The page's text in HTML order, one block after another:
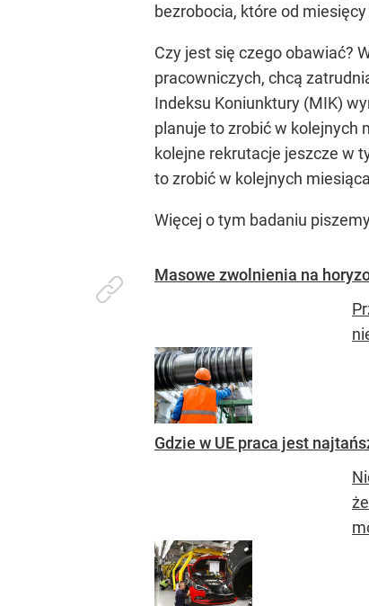
bezrobocia, które od
Czy jest się czego obawiać?
pracowniczych, chcą
Indeksu Koniunktury (MIK)
planuje to zrobić w kolejnych
kolejne rekrutacje jeszcze w
to zrobić w kolejnych
Więcej o tym badaniu
Masowe zwolnienia na
Gdzie w UE praca jest